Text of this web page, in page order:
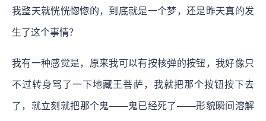
我整天就恍恍惚惚的，到底就是一个梦，还是昨天真的发
生了这个事情？
我有一种感觉是，原来我可以有按核弹的按钮，我好像只
不过转身骂了一下地藏王菩萨，我就把那个按钮按下去
了，就立刻就把那个鬼——鬼已经死了——形貌瞬间溶解